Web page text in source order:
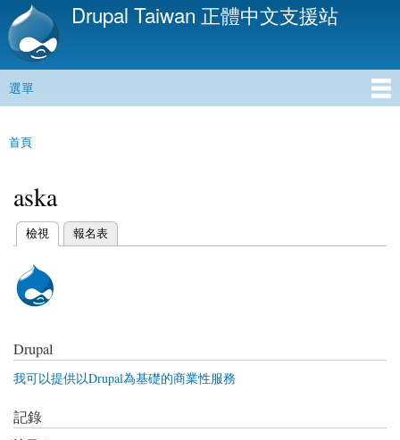
移
內
Drupal Taiwan 正體中文支援站
主選單
選單
您在這裡
首頁
aska
主要索引標籤
檢視
(作用中頁籤) 報名表
Drupal
我可以提供以Drupal為基礎的商業性服務
記錄